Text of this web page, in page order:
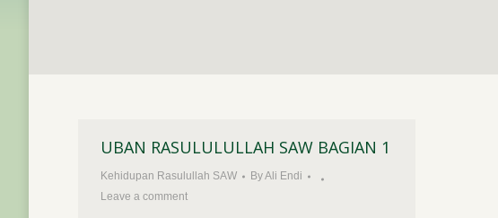
UBAN RASULULULLAH SAW BAGIAN 1
Kehidupan Rasulullah SAW ByAli Endi
Leave a comment